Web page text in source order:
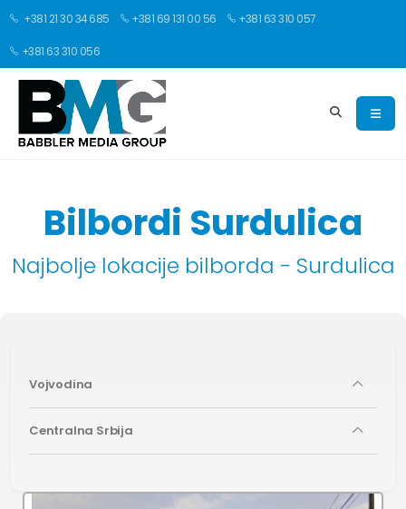
+381 21 30 34 685 +381 69 131 00 56 +381 63 310 057
+381 63 310 056
Bilbordi Surdulica
Najbolje lokacije bilborda - Surdulica
Vojvodina
Centralna Srbija